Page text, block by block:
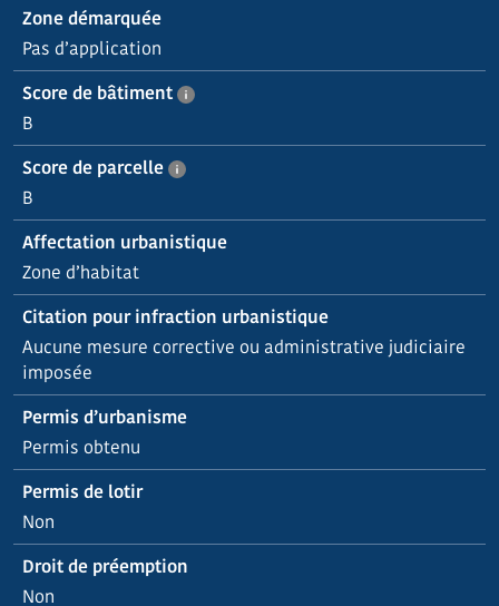
Zone démarquée
Pas d’application
Score de bâtiment
B
Score de parcelle
B
Affectation urbanistique
Zone d’habitat
Citation pour infraction urbanistique
Aucune mesure corrective ou administrative judiciaire
imposée
Permis d’urbanisme
Permis obtenu
Permis de lotir
Non
Droit de préemption
Non